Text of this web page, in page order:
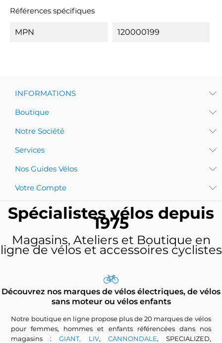
Références spécifiques
MPN 120000199
INFORMATIONS
Boutique
Notre Société
Services
Nos Guides Vélos
Votre Compte
Spécialistes vélos depuis
1975
Magasins, Ateliers et Boutique en
ligne de vélos et accessoires cyclistes
Découvrez nos marques de vélos électriques, de vélos
sans moteur ou vélos enfants
Notre boutique en ligne propose plus de 20 marques de vélos
pour femmes, hommes et enfants référencées dans nos
magasins :GIANT, LIV, CANNONDALE, SPECIALIZED,